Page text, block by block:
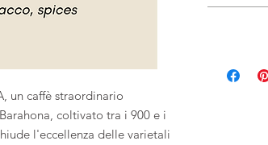
un caffè straordinario
coltivato tra i 900 e i
l'eccellenza delle varietali
dotato
The